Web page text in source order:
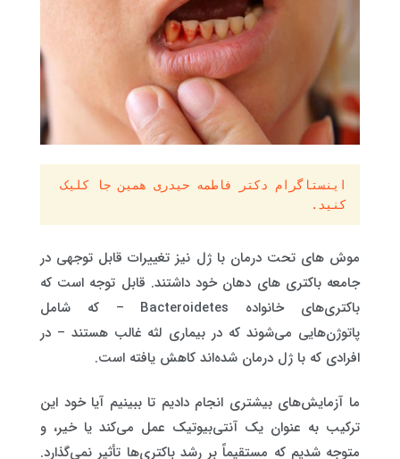
اینستاگرام دکتر فاطمه حیدری همین جا کلیک
کنید.
موش های تحت درمان با ژل نیز تغییرات قابل توجهی در
جامعه باکتری های دهان خود داشتند. قابل توجه است که
باکتری‌های خانواده Bacteroidetes – که شامل
پاتوژن‌هایی می‌شوند که در بیماری لثه غالب هستند – در
افرادی که با ژل درمان شده‌اند کاهش یافته است.
ما آزمایش‌های بیشتری انجام دادیم تا ببینیم آیا خود این
ترکیب به عنوان یک آنتی‌بیوتیک عمل می‌کند یا خیر، و
متوجه شدیم که مستقیماً بر رشد باکتری‌ها تأثیر نمی‌گذارد.